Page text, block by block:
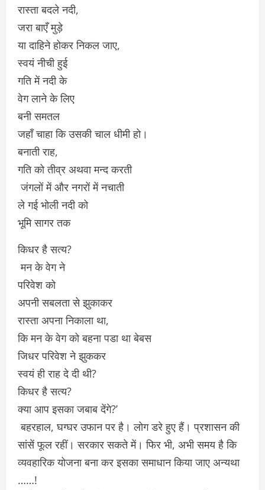
रास्ता बदले नदी,
जरा बाएँ मुड़े
या दाहिने होकर निकल जाए,
स्वयं नीची हुई
गति में नदी के
वेग लाने के लिए
बनी समतल
जहाँ चाहा कि उसकी चाल धीमी हो।
बनाती राह,
गति को तीव्र अथवा मन्द करती
जंगलों में और नगरों में नचाती
ले गई भोली नदी को
भूमि सागर तक
किधर है सत्य?
मन के वेग ने
परिवेश को
अपनी सबलता से झुकाकर
रास्ता अपना निकाला था,
कि मन के वेग को बहना पडा था बेबस
जिधर परिवेश ने झुककर
स्वयं ही राह दे दी थी?
किधर है सत्य?
क्या आप इसका जबाब देंगे?’
बहरहाल, घग्घर उफान पर है। लोग डरे हुए हैं। प्रशासन की
सांसें फूल रहीं। सरकार सकते में। फिर भी, अभी समय है कि
व्यवहारिक योजना बना कर इसका समाधान किया जाए अन्यथा
……!